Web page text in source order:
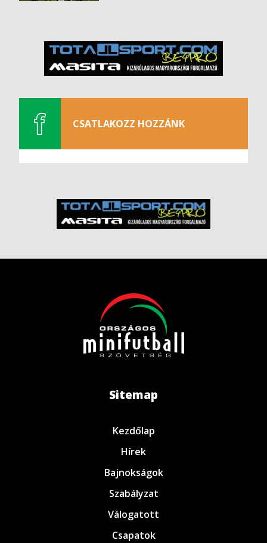
CSATLAKOZZ HOZZÁNK
Sitemap
Kezdőlap
Hírek
Bajnokságok
Szabályzat
Válogatott
Csapatok